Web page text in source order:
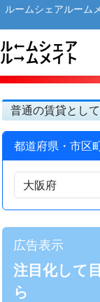
ルームシェアルーム
普通の賃貸とし
都道府県・市区
広告表示
注目化して
ら